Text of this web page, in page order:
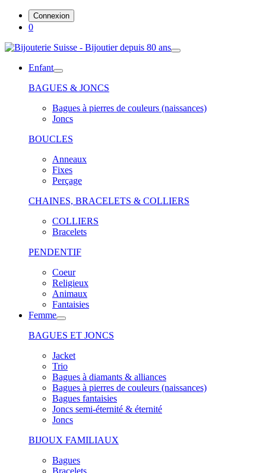
Connexion
0
Enfant
BAGUES & JONCS
Bagues à pierres de couleurs (naissances)
Joncs
BOUCLES
Anneaux
Fixes
Perçage
CHAINES, BRACELETS & COLLIERS
COLLIERS
Bracelets
PENDENTIF
Coeur
Religieux
Animaux
Fantaisies
Femme
BAGUES ET JONCS
Jacket
Trio
Bagues à diamants & alliances
Bagues à pierres de couleurs (naissances)
Bagues fantaisies
Joncs semi-éternité & éternité
Joncs
BIJOUX FAMILIAUX
Bagues
Bracelets